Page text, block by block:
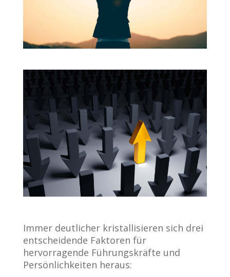
Immer deutlicher kristallisieren sich drei
entscheidende Faktoren für
hervorragende Führungskräfte und
Persönlichkeiten heraus: